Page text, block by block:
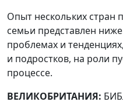
Опыт нескольких стран
семьи представлен
проблемах и
и подростков, на роли
процессе.
ВЕЛИКОБРИТАНИЯ: